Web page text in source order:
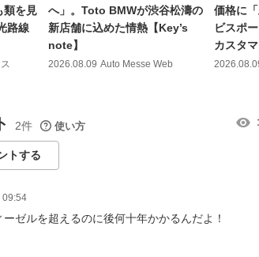
類を見
路線
へ」。Toto BMWが渋谷松濤の
新店舗に込めた情熱【Key’s
note】
2026.08.09 Auto Messe Web
価格に
ビスポ
カスタ
2件 使い方
トする
09:54
ゼルを超えるのに後何十年かかるんだよ！